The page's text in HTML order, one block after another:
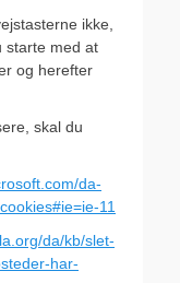
ikke,
starte med at
og herefter
skal du
da-
11
da/kb/slet-
har-